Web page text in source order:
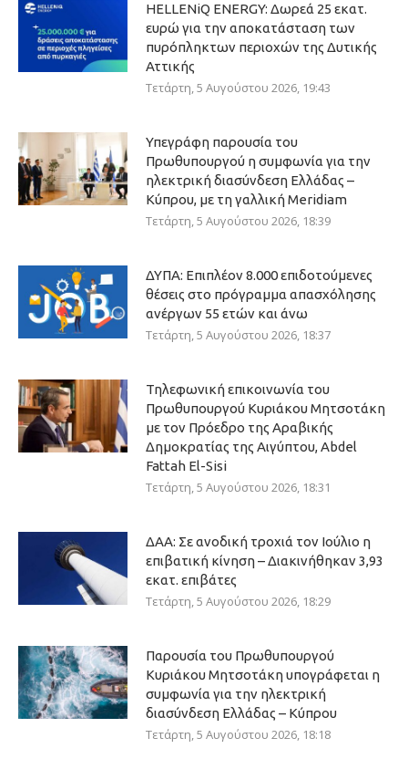
HELLENiQ ENERGY: Δωρεά 25 εκατ.
ευρώ για την αποκατάσταση των
πυρόπληκτων περιοχών της Δυτικής
Αττικής
Τετάρτη, 5 Αυγούστου 2026, 19:43
Υπεγράφη παρουσία του
Πρωθυπουργού η συμφωνία για την
ηλεκτρική διασύνδεση Ελλάδας –
Κύπρου, με τη γαλλική Meridiam
Τετάρτη, 5 Αυγούστου 2026, 18:39
ΔΥΠΑ: Επιπλέον 8.000 επιδοτούμενες
θέσεις στο πρόγραμμα απασχόλησης
ανέργων 55 ετών και άνω
Τετάρτη, 5 Αυγούστου 2026, 18:37
Τηλεφωνική επικοινωνία του
Πρωθυπουργού Κυριάκου Μητσοτάκη
με τον Πρόεδρο της Αραβικής
Δημοκρατίας της Αιγύπτου, Abdel
Fattah El-Sisi
Τετάρτη, 5 Αυγούστου 2026, 18:31
ΔΑΑ: Σε ανοδική τροχιά τον Ιούλιο η
επιβατική κίνηση – Διακινήθηκαν 3,93
εκατ. επιβάτες
Τετάρτη, 5 Αυγούστου 2026, 18:29
Παρουσία του Πρωθυπουργού
Κυριάκου Μητσοτάκη υπογράφεται η
συμφωνία για την ηλεκτρική
διασύνδεση Ελλάδας – Κύπρου
Τετάρτη, 5 Αυγούστου 2026, 18:18